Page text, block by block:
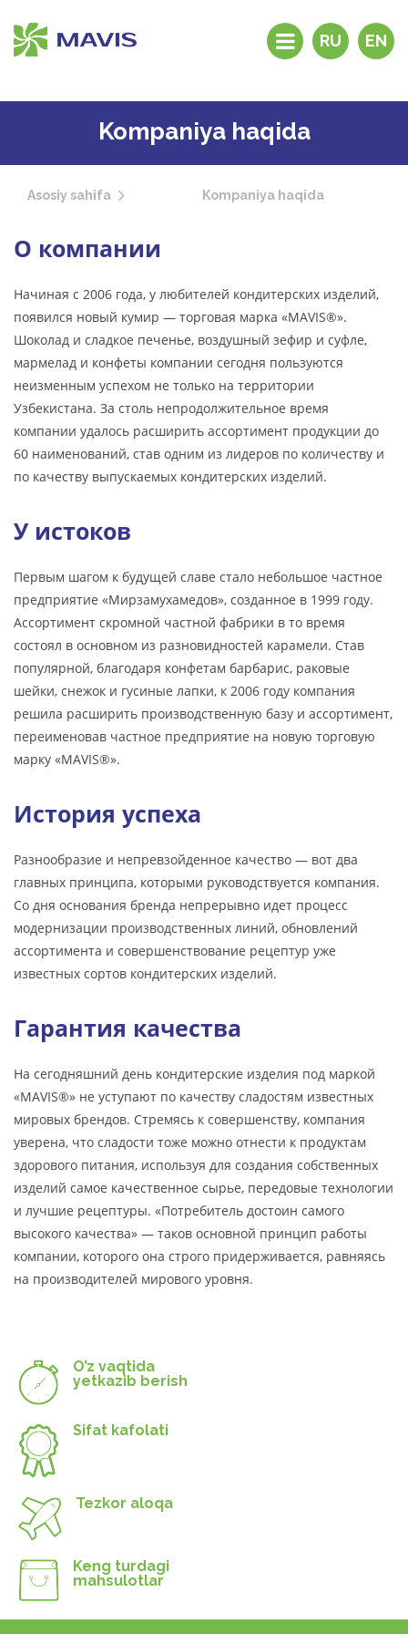
Mahsulotlar
dilerlar
Maxsus do’konlar
RU EN
Kompaniya haqida
Asosiy sahifa Kompaniya haqida
О компании
Начиная с 2006 года, у любителей кондитерских изделий,
появился новый кумир — торговая марка «MAVIS®».
Шоколад и сладкое печенье, воздушный зефир и суфле,
мармелад и конфеты компании сегодня пользуются
неизменным успехом не только на территории
Узбекистана. За столь непродолжительное время
компании удалось расширить ассортимент продукции до
60 наименований, став одним из лидеров по количеству и
по качеству выпускаемых кондитерских изделий.
У истоков
Первым шагом к будущей славе стало небольшое частное
предприятие «Мирзамухамедов», созданное в 1999 году.
Ассортимент скромной частной фабрики в то время
состоял в основном из разновидностей карамели. Став
популярной, благодаря конфетам барбарис, раковые
шейки, снежок и гусиные лапки, к 2006 году компания
решила расширить производственную базу и ассортимент,
переименовав частное предприятие на новую торговую
марку «MAVIS®».
История успеха
Разнообразие и непревзойденное качество — вот два
главных принципа, которыми руководствуется компания.
Со дня основания бренда непрерывно идет процесс
модернизации производственных линий, обновлений
ассортимента и совершенствование рецептур уже
известных сортов кондитерских изделий.
Гарантия качества
На сегодняшний день кондитерские изделия под маркой
«MAVIS®» не уступают по качеству сладостям известных
мировых брендов. Стремясь к совершенству, компания
уверена, что сладости тоже можно отнести к продуктам
здорового питания, используя для создания собственных
изделий самое качественное сырье, передовые технологии
и лучшие рецептуры. «Потребитель достоин самого
высокого качества» — таков основной принцип работы
компании, которого она строго придерживается, равняясь
на производителей мирового уровня.
O’z vaqtida
yetkazib berish
Sifat kafolati
Tezkor aloqa
Keng turdagi
mahsulotlar